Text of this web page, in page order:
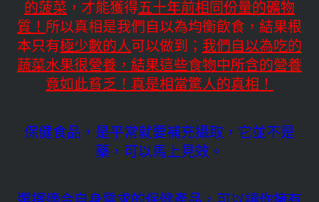
的菠菜 ，才能獲得五十年前相同份量的礦物
質！ 所以真相是我們自以為均衡飲食，結果根
本只有極少數的人可以做到； 我們自以為吃的
蔬菜水果很營養，結果這些食物中所含的營養
竟如此貧乏！真是相當驚人的真相！
保健食品，是平常就要補充攝取，它並不是
藥，可以馬上見效。